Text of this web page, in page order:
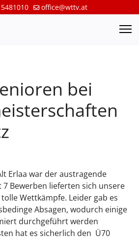
office@wttv.at
bei
Erlaa war der austragende
7 Bewerben lieferten sich unsere
Wettkämpfe. Leider gab es
Absagen, wodurch einige
durchgeführt werden
hat es sicherlich den Ü70